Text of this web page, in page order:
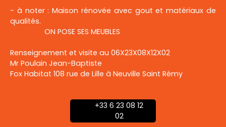
- à noter : Maison rénovée avec gout et matériaux de
qualités.
ON POSE SES MEUBLES
Renseignement et visite au 06X23X08X12X02
Mr Poulain Jean-Baptiste
Fox Habitat 108 rue de Lille à Neuville Saint Rémy
+33 6 23 08 12
02